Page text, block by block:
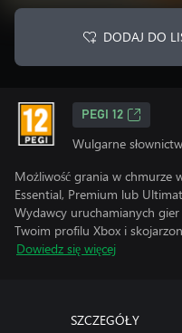
DODAJ DO
PEGI 12
Wulgarne
Możliwość grania w chmurze
Essential, Premium lub
Wydawcy uruchamianych
Twoim profilu Xbox i
Dowiedz się więcej
SZCZEGÓŁY